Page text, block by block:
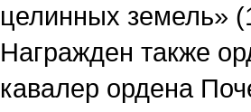
целинных земель»
Награжден также
кавалер ордена